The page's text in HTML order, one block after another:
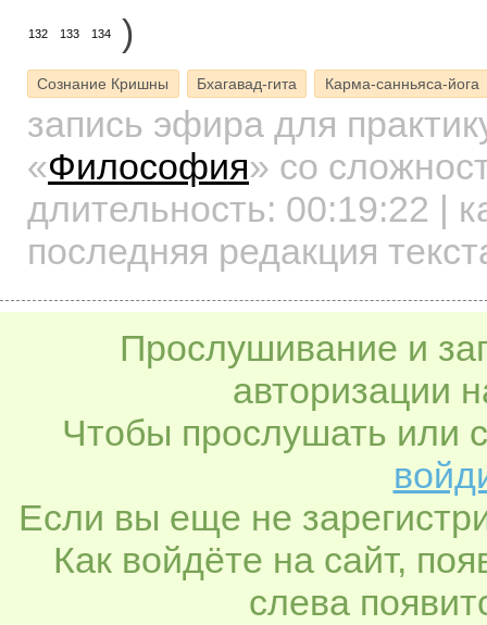
132 133 134 )
Сознание Кришны Бхагавад-гита Карма-санньяса-йога
запись эфира для
«Философия» со
длительность: 00:19:22 |
последняя редакция
Прослушивание и
авторизации
Чтобы прослушать или
Если вы еще не
Как войдёте на сайт,
слева